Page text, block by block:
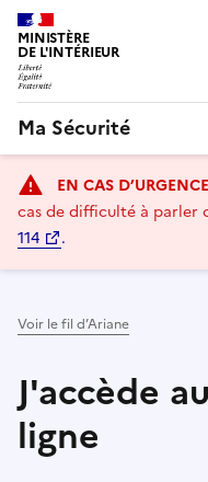
MINISTÈRE
DE L'INTÉRIEUR
Ma Sécurité
principaleEN CAS D’URGENCE
cas de difficulté à parler
114
.
Voir le fil d’Ariane
J'accède
ligne